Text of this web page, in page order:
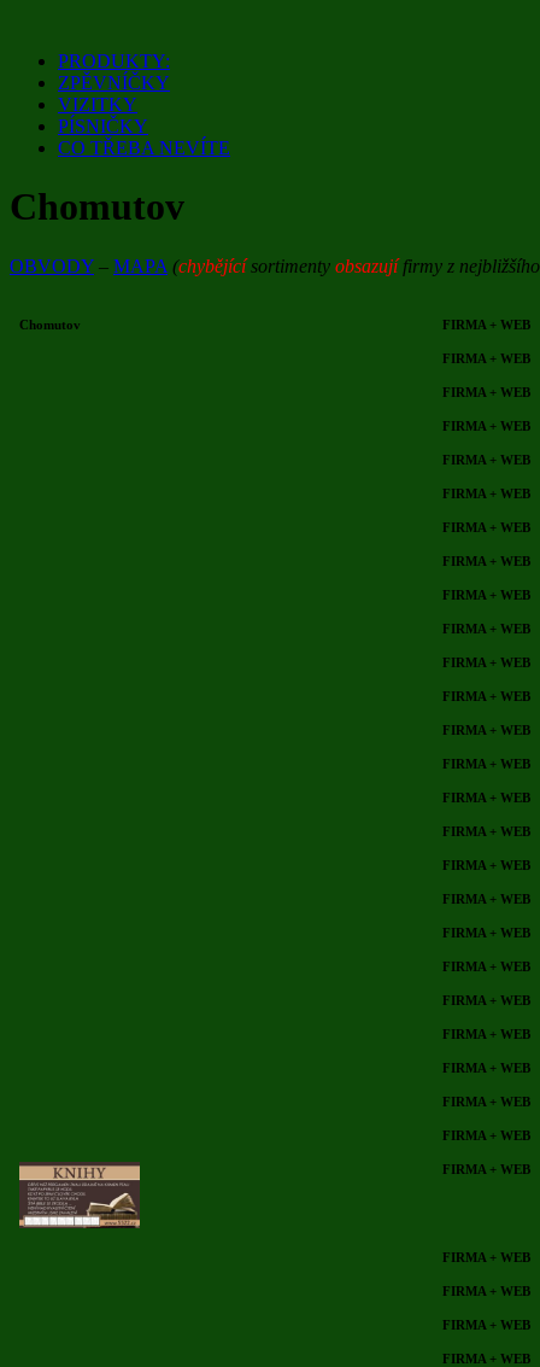
obsahu
webu
PRODUKTY:
ZPĚVNÍČKY
VIZITKY
PÍSNIČKY
CO TŘEBA NEVÍTE
Chomutov
OBVODY – MAPA (chybějícísortimenty obsazujífirmy z
Chomutov FIRMA + WEB
FIRMA + WEB
FIRMA + WEB
FIRMA + WEB
FIRMA + WEB
FIRMA + WEB
FIRMA + WEB
FIRMA + WEB
FIRMA + WEB
FIRMA + WEB
FIRMA + WEB
FIRMA + WEB
FIRMA + WEB
FIRMA + WEB
FIRMA + WEB
FIRMA + WEB
FIRMA + WEB
FIRMA + WEB
FIRMA + WEB
FIRMA + WEB
FIRMA + WEB
FIRMA + WEB
FIRMA + WEB
FIRMA + WEB
FIRMA + WEB
FIRMA + WEB
FIRMA + WEB
FIRMA + WEB
FIRMA + WEB
FIRMA + WEB